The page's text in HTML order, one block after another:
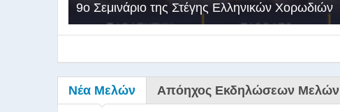
9ο Σεμινάριο της Στέγης Ελληνικών Χορωδιών
Νέα Μελών Απόηχος Εκδηλώσεων Μελών